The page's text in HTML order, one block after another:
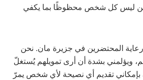
ليس كل شخص محظوظًا بما يكفي
رعاية المحتضرين في جزيرة مان. نحن
ويؤلمني بشدة أن أرى تمويلهم يُستغلّ
بإمكاني تقديم أي نصيحة لأي شخص يمرّ